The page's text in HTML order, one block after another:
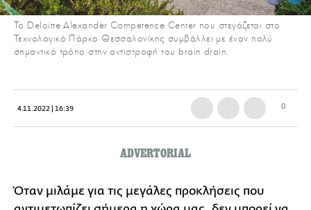
Το Deloitte Alexander Competence Center που στεγάζεται στο
Τεχνολογικό Πάρκο Θεσσαλονίκης συμβάλλει με έναν πολύ
σημαντικό τρόπο στην αντιστροφή του brain drain.
4.11.2022 | 16:39 0
ADVERTORIAL
Όταν μιλάμε για τις μεγάλες προκλήσεις που